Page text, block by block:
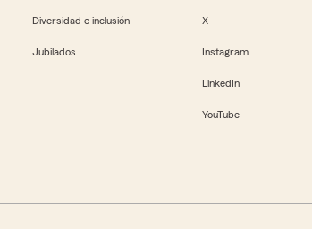
Diversidad e inclusión
Jubilados
X
Instagram
LinkedIn
YouTube